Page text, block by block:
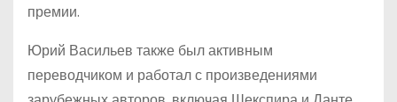
премии.
Юрий Васильев также был активным
переводчиком и работал с произведениями